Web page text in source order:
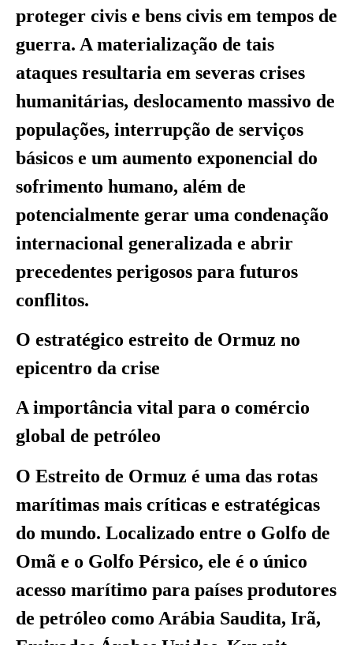
proteger civis e bens civis em tempos de
guerra. A materialização de tais
ataques resultaria em severas crises
humanitárias, deslocamento massivo de
populações, interrupção de serviços
básicos e um aumento exponencial do
sofrimento humano, além de
potencialmente gerar uma condenação
internacional generalizada e abrir
precedentes perigosos para futuros
conflitos.
O estratégico estreito de Ormuz no
epicentro da crise
A importância vital para o comércio
global de petróleo
O Estreito de Ormuz é uma das rotas
marítimas mais críticas e estratégicas
do mundo. Localizado entre o Golfo de
Omã e o Golfo Pérsico, ele é o único
acesso marítimo para países produtores
de petróleo como Arábia Saudita, Irã,